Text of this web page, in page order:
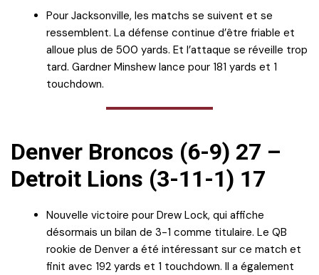
Pour Jacksonville, les matchs se suivent et se
ressemblent. La défense continue d’être friable et
alloue plus de 500 yards. Et l’attaque se réveille trop
tard. Gardner Minshew lance pour 181 yards et 1
touchdown.
Denver Broncos (6-9) 27 –
Detroit Lions (3-11-1) 17
Nouvelle victoire pour Drew Lock, qui affiche
désormais un bilan de 3-1 comme titulaire. Le QB
rookie de Denver a été intéressant sur ce match et
finit avec 192 yards et 1 touchdown. Il a également